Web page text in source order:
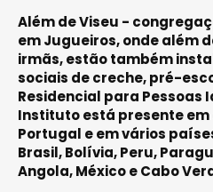
Além de Viseu -
em Jugueiros, onde além
irmãs, estão também
sociais de creche, pré-
Residencial para Pessoas
Instituto está presente
Portugal e em vários
Brasil, Bolívia, Peru,
Angola, México e Cabo